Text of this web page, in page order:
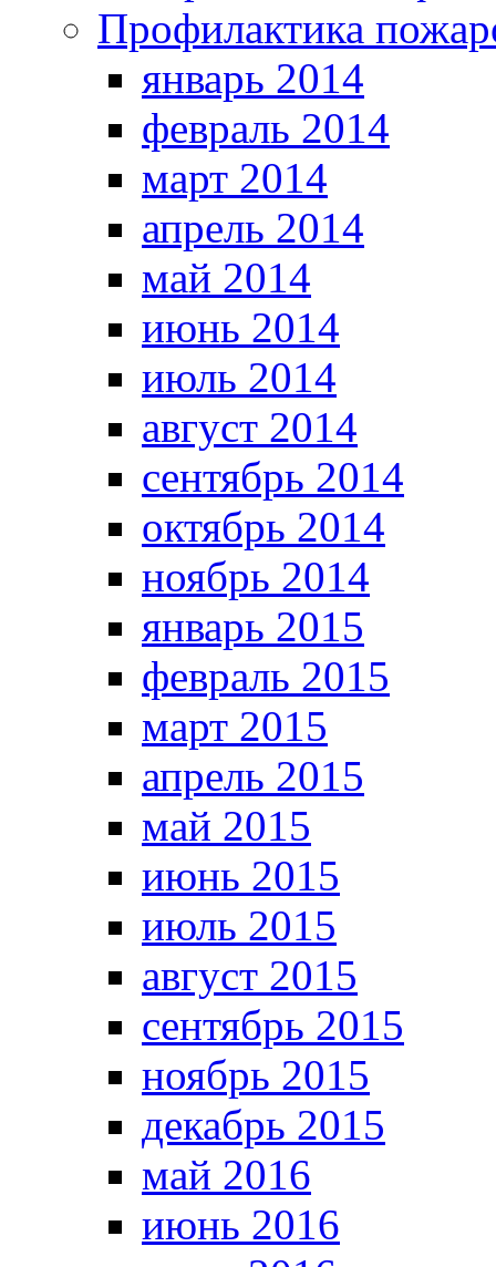
Профилактика
январь 2014
февраль 2014
март 2014
апрель 2014
май 2014
июнь 2014
июль 2014
август 2014
сентябрь 2014
октябрь 2014
ноябрь 2014
январь 2015
февраль 2015
март 2015
апрель 2015
май 2015
июнь 2015
июль 2015
август 2015
сентябрь 2015
ноябрь 2015
декабрь 2015
май 2016
июнь 2016